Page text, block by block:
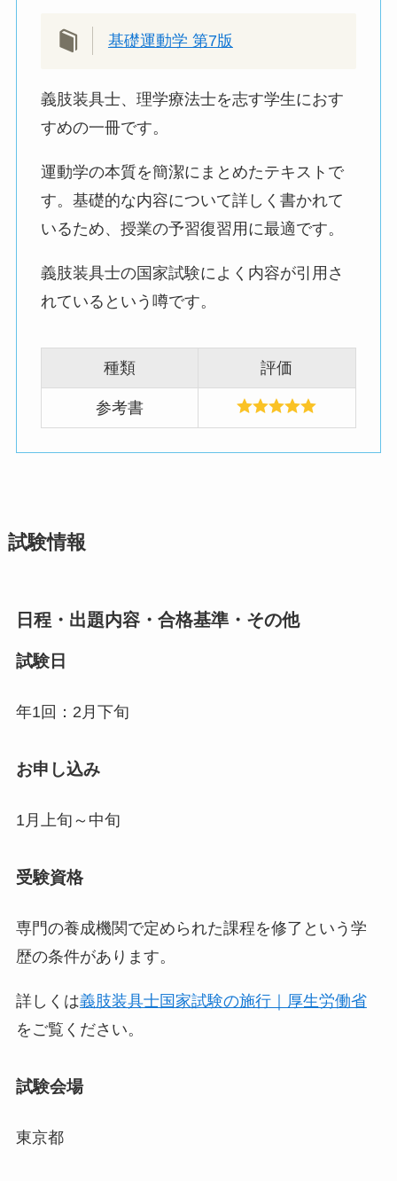
基礎運動学 第7版
義肢装具士、理学療法士を志す学生におす
すめの一冊です。
運動学の本質を簡潔にまとめたテキストで
す。基礎的な内容について詳しく書かれて
いるため、授業の予習復習用に最適です。
義肢装具士の国家試験によく内容が引用さ
れているという噂です。
種類 評価
参考書
試験情報
日程・出題内容・合格基準・その他
試験日
年1回：2月下旬
お申し込み
1月上旬～中旬
受験資格
専門の養成機関で定められた課程を修了という学
歴の条件があります。
詳しくは義肢装具士国家試験の施行｜厚生労働省
をご覧ください。
試験会場
東京都